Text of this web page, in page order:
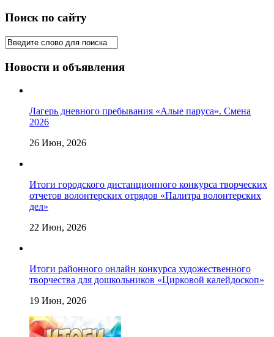
Поиск по сайту
Новости и объявления
Лагерь дневного пребывания «Алые паруса». Смена
2026
26 Июн, 2026
Итоги городского дистанционного конкурса творческих
отчетов волонтерских отрядов «Палитра волонтерских
дел»
22 Июн, 2026
Итоги районного онлайн конкурса художественного
творчества для дошкольников «Цирковой калейдоскоп»
19 Июн, 2026